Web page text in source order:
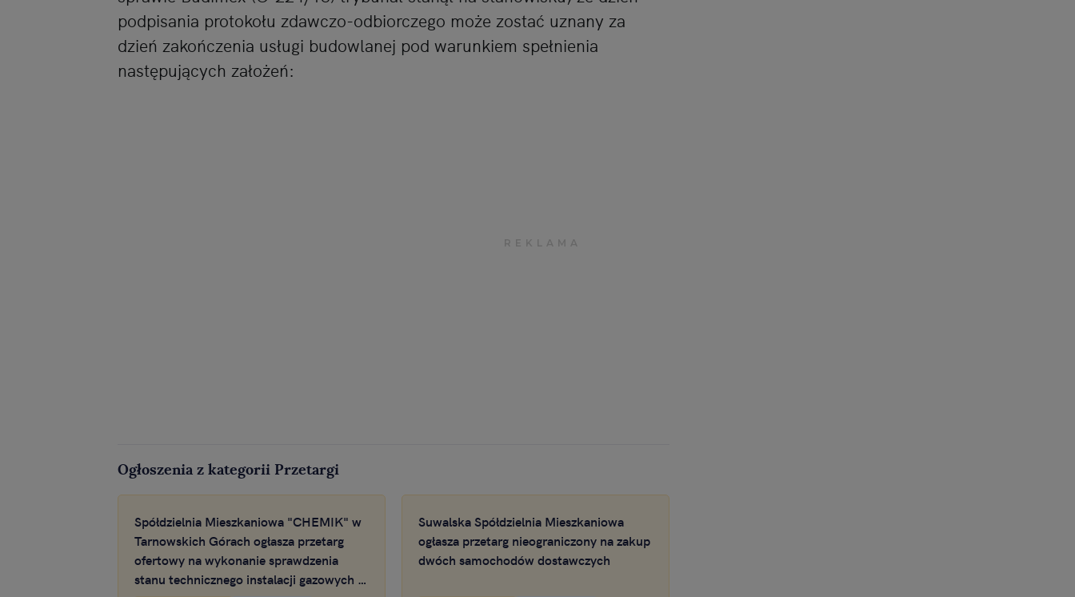
podpisania protokołu zdawczo-odbiorczego może zostać uznany za
dzień zakończenia usługi budowlanej pod warunkiem spełnienia
następujących założeń:
Ogłoszenia z kategorii Przetargi
Spółdzielnia Mieszkaniowa "CHEMIK" w
Tarnowskich Górach ogłasza przetarg
ofertowy na wykonanie sprawdzenia
stanu technicznego instalacji gazowych w
Suwalska Spółdzielnia Mieszkaniowa
ogłasza przetarg nieograniczony na zakup
dwóch samochodów dostawczych